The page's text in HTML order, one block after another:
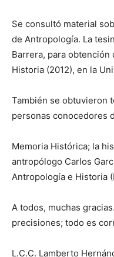
Se consultó material
de Antropología. La
Barrera, para
Historia (2012), en la
También se obtuvieron
personas conocedores
Memoria Histórica; la
antropólogo Carlos
Antropología e Historia
A todos, muchas
precisiones; todo es
L.C.C. Lamberto